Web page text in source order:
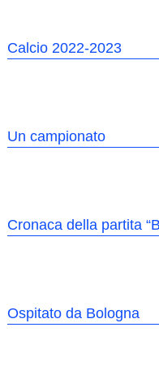
Calcio 2022-2023
Un campionato
Cronaca della partita
Ospitato da Bologna